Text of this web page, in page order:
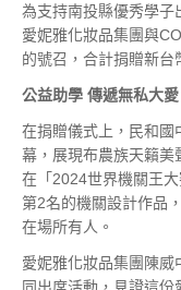
為支持南投縣優秀學子
愛妮雅化妝品集團與
的號召，合計捐贈新台
公益助學 傳遞無私大愛
在捐贈儀式上，民和國
幕，展現布農族天籟
在「2024世界機關王
第2名的機關設計作品
在場所有人。
愛妮雅化妝品集團陳
同出席活動，見證這